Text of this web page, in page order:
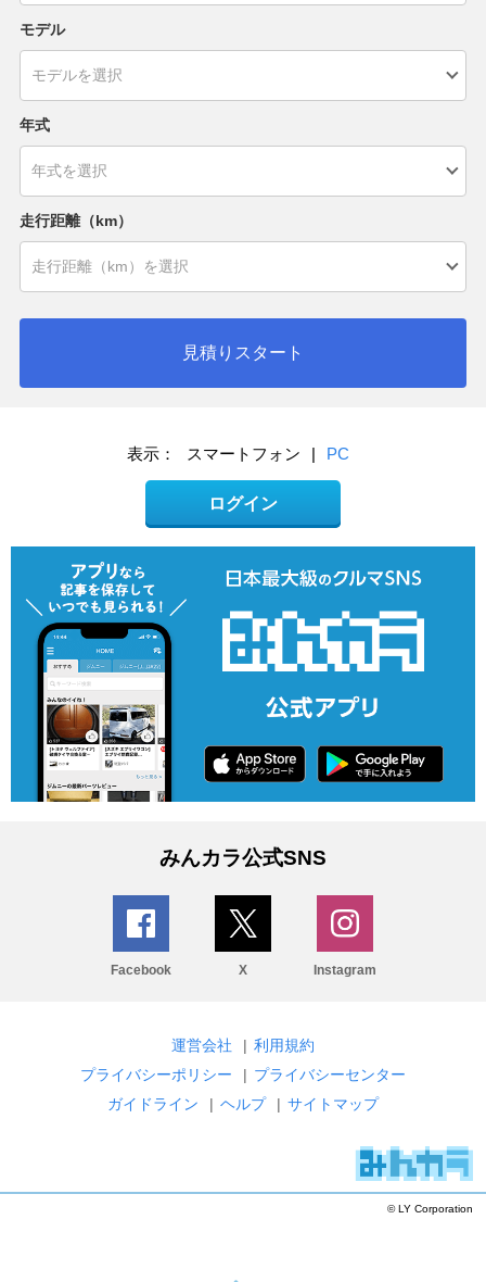
モデル
年式
走行距離（km）
見積りスタート
表示： スマートフォン | PC
ログイン
みんカラ公式SNS
Facebook X Instagram
運営会社 | 利用規約
プライバシーポリシー
| プライバシーセンター
ガイドライン
| ヘルプ | サイトマップ
© LY Corporation